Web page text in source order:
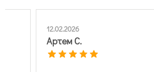
12.02.2026
Артем С.